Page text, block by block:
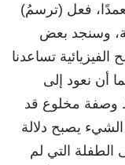
فعل (ترسمُ)
وسنجد بعض
الفيزيائية تساعدنا
أن نعود إلى
وصفة مخلوع قد
الشيء يصبح دلالة
الطفلة التي لم